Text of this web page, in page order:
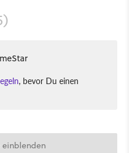
, bevor Du einen
einblenden